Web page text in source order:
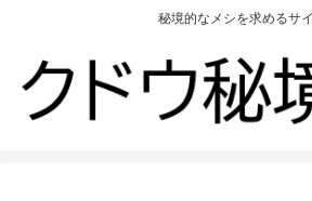
秘境的なメシを求めるサ